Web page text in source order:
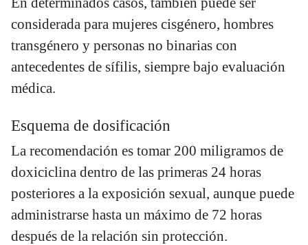
considerada para mujeres cisgénero, hombres
transgénero y personas no binarias con
antecedentes de sífilis, siempre bajo evaluación
médica.
Esquema de dosificación
La recomendación es tomar 200 miligramos de
doxiciclina dentro de las primeras 24 horas
posteriores a la exposición sexual, aunque puede
administrarse hasta un máximo de 72 horas
después de la relación sin protección.